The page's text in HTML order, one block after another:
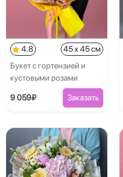
4.8
45 x 45 см
Букет с гортензией и
кустовыми розами
9 059₽ Заказать